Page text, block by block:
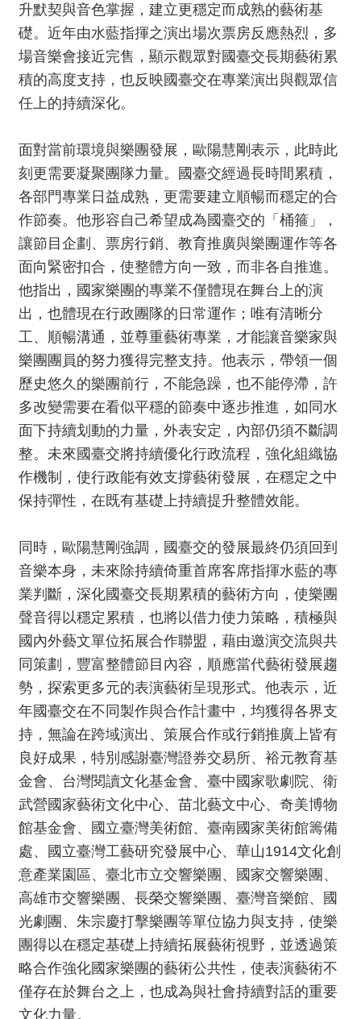
放
宣
告
版
權
告
雙
語
詞
彙
聯
絡
我
們
常
見
問
答
意
見
反
應
箱
網
站
導
覽
E
n
g
升默契與音色掌握，建立更穩定而成熟的藝術基
礎。近年由水藍指揮之演出場次票房反應熱烈，多
場音樂會接近完售，顯示觀眾對國臺交長期藝術累
積的高度支持，也反映國臺交在專業演出與觀眾信
任上的持續深化。
面對當前環境與樂團發展，歐陽慧剛表示，此時此
刻更需要凝聚團隊力量。國臺交經過長時間累積，
各部門專業日益成熟，更需要建立順暢而穩定的合
作節奏。他形容自己希望成為國臺交的「桶箍」，
讓節目企劃、票房行銷、教育推廣與樂團運作等各
面向緊密扣合，使整體方向一致，而非各自推進。
他指出，國家樂團的專業不僅體現在舞台上的演
出，也體現在行政團隊的日常運作；唯有清晰分
工、順暢溝通，並尊重藝術專業，才能讓音樂家與
樂團團員的努力獲得完整支持。他表示，帶領一個
歷史悠久的樂團前行，不能急躁，也不能停滯，許
多改變需要在看似平穩的節奏中逐步推進，如同水
面下持續划動的力量，外表安定，內部仍須不斷調
整。未來國臺交將持續優化行政流程，強化組織協
作機制，使行政能有效支撐藝術發展，在穩定之中
保持彈性，在既有基礎上持續提升整體效能。
同時，歐陽慧剛強調，國臺交的發展最終仍須回到
音樂本身，未來除持續倚重首席客席指揮水藍的專
業判斷，深化國臺交長期累積的藝術方向，使樂團
聲音得以穩定累積，也將以借力使力策略，積極與
國內外藝文單位拓展合作聯盟，藉由邀演交流與共
同策劃，豐富整體節目內容，順應當代藝術發展趨
勢，探索更多元的表演藝術呈現形式。他表示，近
年國臺交在不同製作與合作計畫中，均獲得各界支
持，無論在跨域演出、策展合作或行銷推廣上皆有
良好成果，特別感謝臺灣證券交易所、裕元教育基
金會、台灣閱讀文化基金會、臺中國家歌劇院、衛
武營國家藝術文化中心、苗北藝文中心、奇美博物
館基金會、國立臺灣美術館、臺南國家美術館籌備
處、國立臺灣工藝研究發展中心、華山1914文化創
意產業園區、臺北市立交響樂團、國家交響樂團、
高雄市交響樂團、長榮交響樂團、臺灣音樂館、國
光劇團、朱宗慶打擊樂團等單位協力與支持，使樂
團得以在穩定基礎上持續拓展藝術視野，並透過策
略合作強化國家樂團的藝術公共性，使表演藝術不
僅存在於舞台之上，也成為與社會持續對話的重要
文化力量。